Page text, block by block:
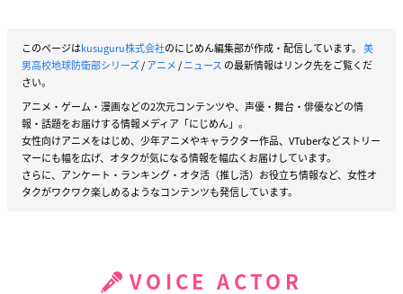
このページはkusuguru株式会社のにじめん編集部が作成・配信しています。 美
男高校地球防衛部シリーズ/アニメ/ニュース の最新情報はリンク先をご覧くだ
さい。
アニメ・ゲーム・漫画などの2次元コンテンツや、声優・舞台・俳優などの情
報・話題をお届けする情報メディア「にじめん」。
女性向けアニメをはじめ、少年アニメやキャラクター作品、VTuberなどストリー
マーにも幅を広げ、オタクが気になる情報を幅広くお届けしています。
さらに、アンケート・ランキング・オタ活（推し活）お役立ち情報など、女性オ
タクがワクワク楽しめるようなコンテンツも発信しています。
VOICE ACTOR